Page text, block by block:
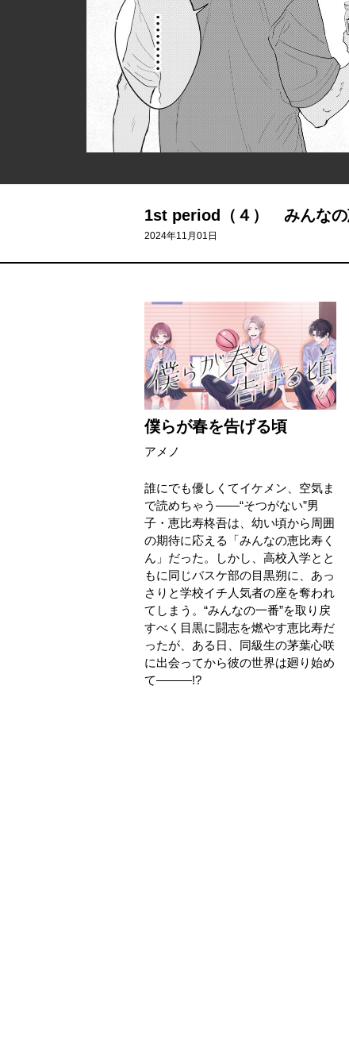
1st period（４） みんなの
2024年11月01日
僕らが春を告げる頃
アメノ
誰にでも優しくてイケメン、空気ま
で読めちゃう――“そつがない”男
子・恵比寿柊吾は、幼い頃から周囲
の期待に応える「みんなの恵比寿く
ん」だった。しかし、高校入学とと
もに同じバスケ部の目黒朔に、あっ
さりと学校イチ人気者の座を奪われ
てしまう。“みんなの一番”を取り戻
すべく目黒に闘志を燃やす恵比寿だ
ったが、ある日、同級生の茅葉心咲
に出会ってから彼の世界は廻り始め
て―――!?